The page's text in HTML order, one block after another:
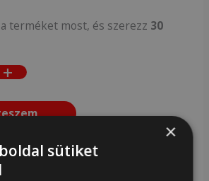
terméket most, és szerezz 30
+
ezzel az exkluzív, női bőr
kristályos díszítéssel emeltünk
×
sütiket